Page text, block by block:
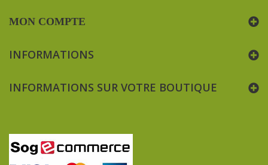
MON COMPTE
INFORMATIONS
INFORMATIONS SUR VOTRE BOUTIQUE